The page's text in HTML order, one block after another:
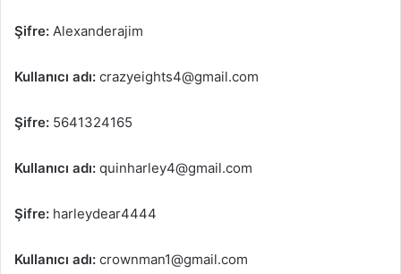
Şifre: Alexanderajim
Kullanıcı adı: crazyeights4@gmail.com
Şifre: 5641324165
Kullanıcı adı: quinharley4@gmail.com
Şifre: harleydear4444
Kullanıcı adı: crownman1@gmail.com